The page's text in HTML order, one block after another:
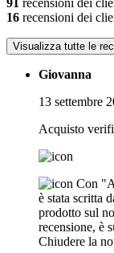
16 recensioni dei
Visualizza tutte le
Giovanna
13 settembre
Acquisto
Con
è stata scritta
prodotto sul
recensione, è
Chiudere la